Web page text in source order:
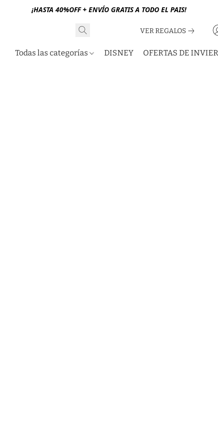
¡HASTA 40%OFF + ENVÍO GRATIS A TODO EL PAIS!
VER REGALOS
Todas las categorías DISNEY OFERTAS DE